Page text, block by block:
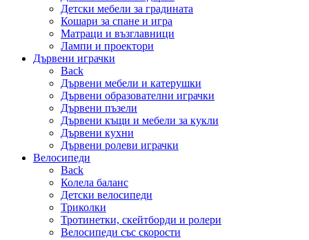
Детски мебели за градината
Кошари за спане и игра
Матраци и възглавници
Лампи и проектори
Дървени играчки
Back
Дървени мебели и катерушки
Дървени образователни играчки
Дървени пъзели
Дървени къщи и мебели за кукли
Дървени кухни
Дървени ролеви играчки
Велосипеди
Back
Колела баланс
Детски велосипеди
Триколки
Тротинетки, скейтборди и ролери
Велосипеди със скорости